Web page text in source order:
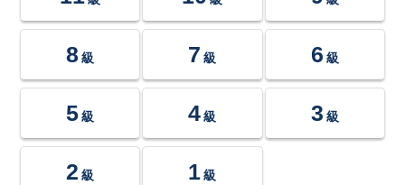
8 級 7 級 6 級
5 級 4 級 3 級
2 級 1 級